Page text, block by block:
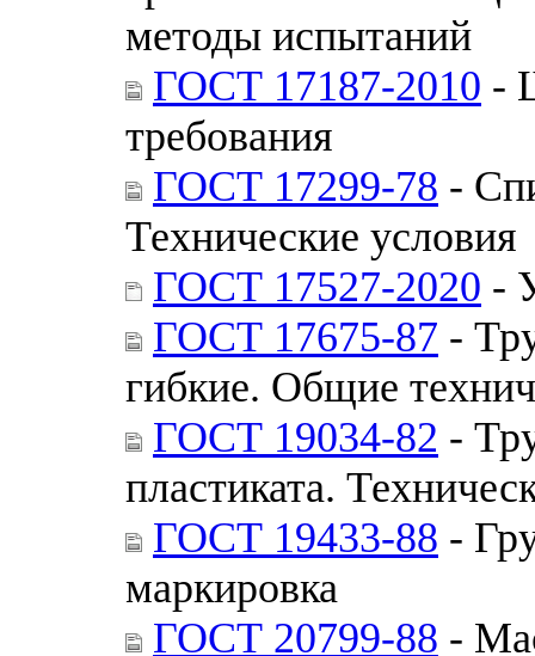
методы испытаний
ГОСТ 17187-2010 -
требования
ГОСТ 17299-78 -
Технические условия
ГОСТ 17527-2020 -
ГОСТ 17675-87 -
гибкие. Общие
ГОСТ 19034-82 -
пластиката.
ГОСТ 19433-88 -
маркировка
ГОСТ 20799-88 -